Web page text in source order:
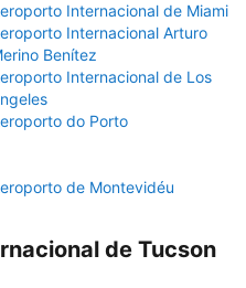
Internacional de Miami
Internacional Arturo
Benítez
Internacional de Los
do Porto
de Montevidéu
de Tucson